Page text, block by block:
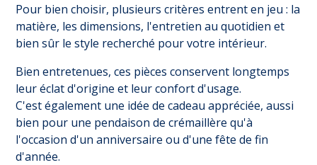
Pour bien choisir, plusieurs critères entrent en jeu : la
matière, les dimensions, l'entretien au quotidien et
bien sûr le style recherché pour votre intérieur.
Bien entretenues, ces pièces conservent longtemps
leur éclat d'origine et leur confort d'usage.
C'est également une idée de cadeau appréciée, aussi
bien pour une pendaison de crémaillère qu'à
l'occasion d'un anniversaire ou d'une fête de fin
d'année.